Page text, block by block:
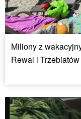
Miliony z
Rewal i